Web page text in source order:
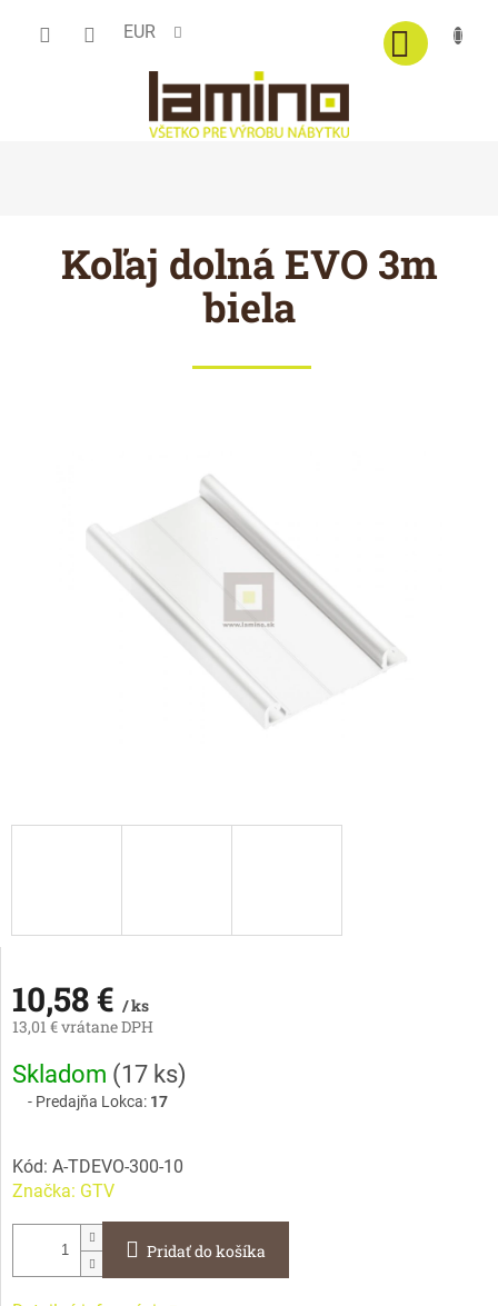
EUR
Koľaj dolná EVO 3m
biela
10,58 € / ks
13,01 € vrátane DPH
Jednotková
cena:
Skladom (17 ks)
Predajňa Lokca: 17
Kód: A-TDEVO-300-10
Značka: GTV
Pridať do košíka